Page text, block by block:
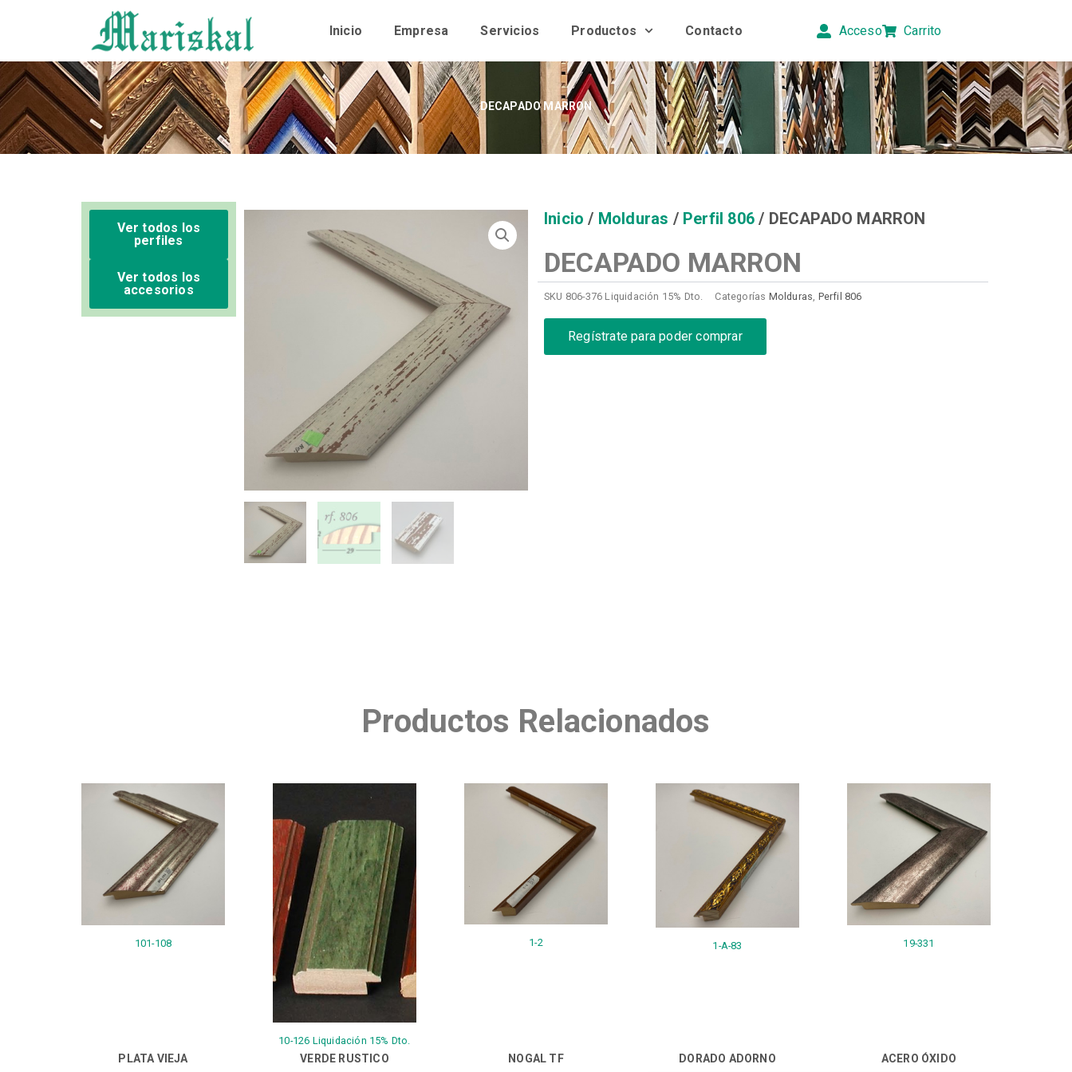
Inicio Empresa Servicios Productos Contacto Acceso Carrito
DECAPADO MARRON
Ver todos los
perfiles
Ver todos los
accesorios
Inicio / Molduras / Perfil 806 / DECAPADO MARRON
DECAPADO MARRON
SKU 806-376 Liquidación 15% Dto. Categorías Molduras, Perfil 806
Regístrate para poder comprar
Productos Relacionados
101-108
PLATA VIEJA
10-126 Liquidación 15% Dto.
VERDE RUSTICO
1-2
NOGAL TF
1-A-83
DORADO ADORNO
19-331
ACERO ÓXIDO